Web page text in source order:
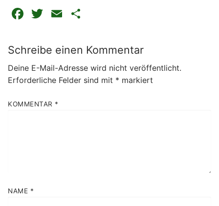
Facebook
Twitter
Email
Schreibe einen Kommentar
Deine E-Mail-Adresse wird nicht veröffentlicht.
Erforderliche Felder sind mit * markiert
KOMMENTAR *
NAME *